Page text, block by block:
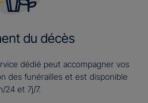
du décès
dédié peut accompagner vos
des funérailles et est disponible
24 et 7j/7.